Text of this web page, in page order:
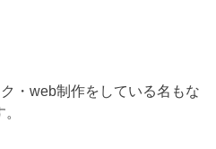
・web制作をしている名もな